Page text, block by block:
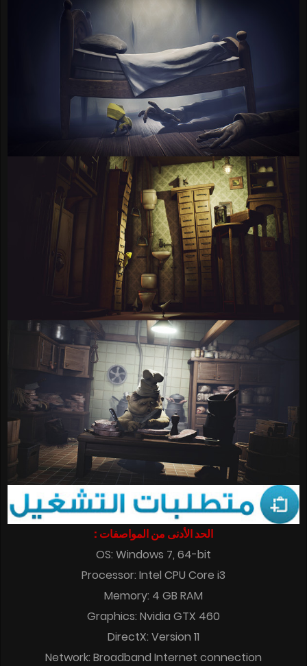
الحد الأدنى من المواصفات :
OS: Windows 7, 64-bit
Processor: Intel CPU Core i3
Memory: 4 GB RAM
Graphics: Nvidia GTX 460
DirectX: Version 11
Network: Broadband Internet connection